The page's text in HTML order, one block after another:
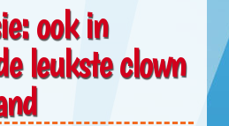
ook in
leukste clown